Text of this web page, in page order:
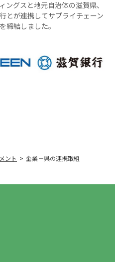
ングスと地元自治体の滋賀県、
とが連携してサプライチェーン
締結しました。
ント 企業－県の連携取組